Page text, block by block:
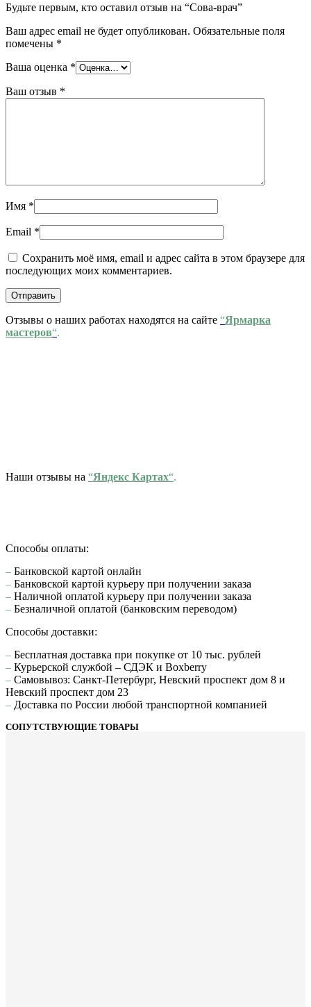
Будьте первым, кто оставил отзыв на “Сова-врач”
Ваш адрес email не будет опубликован. Обязательные поля
помечены *
Ваша оценка *
Ваш отзыв *
Имя *
Email *
Сохранить моё имя, email и адрес сайта в этом браузере для
последующих моих комментариев.
Отзывы о наших работах находятся на сайте “Ярмарка
мастеров“.
Наши отзывы на “Яндекс Картах“.
Способы оплаты:
– Банковской картой онлайн
– Банковской картой курьеру при получении заказа
– Наличной оплатой курьеру при получении заказа
– Безналичной оплатой (банковским переводом)
Способы доставки:
– Бесплатная доставка при покупке от 10 тыс. рублей
– Курьерской службой – СДЭК и Boxberry
– Самовывоз: Санкт-Петербург, Невский проспект дом 8 и
Невский проспект дом 23
– Доставка по России любой транспортной компанией
СОПУТСТВУЮЩИЕ ТОВАРЫ